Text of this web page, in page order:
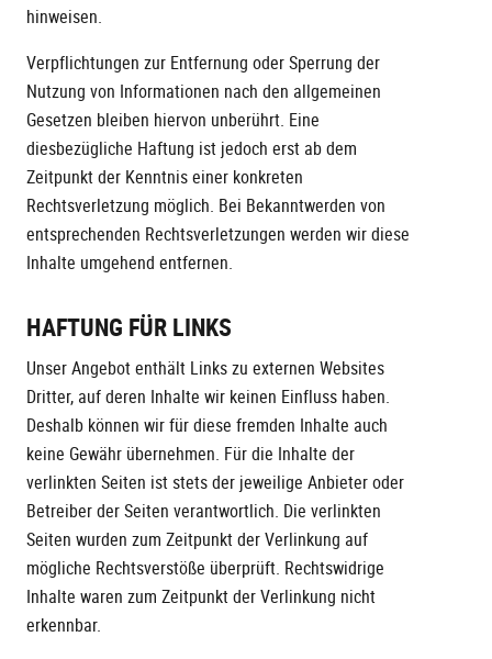
hinweisen.
Verpflichtungen zur Entfernung oder Sperrung der
Nutzung von Informationen nach den allgemeinen
Gesetzen bleiben hiervon unberührt. Eine
diesbezügliche Haftung ist jedoch erst ab dem
Zeitpunkt der Kenntnis einer konkreten
Rechtsverletzung möglich. Bei Bekanntwerden von
entsprechenden Rechtsverletzungen werden wir diese
Inhalte umgehend entfernen.
HAFTUNG FÜR LINKS
Unser Angebot enthält Links zu externen Websites
Dritter, auf deren Inhalte wir keinen Einfluss haben.
Deshalb können wir für diese fremden Inhalte auch
keine Gewähr übernehmen. Für die Inhalte der
verlinkten Seiten ist stets der jeweilige Anbieter oder
Betreiber der Seiten verantwortlich. Die verlinkten
Seiten wurden zum Zeitpunkt der Verlinkung auf
mögliche Rechtsverstöße überprüft. Rechtswidrige
Inhalte waren zum Zeitpunkt der Verlinkung nicht
erkennbar.